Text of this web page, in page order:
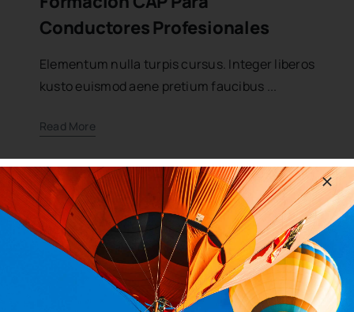
Conductores Profesionales
Elementum nulla turpis cursus. Integer liberos
kusto euismod aene pretium faucibus ...
Read More